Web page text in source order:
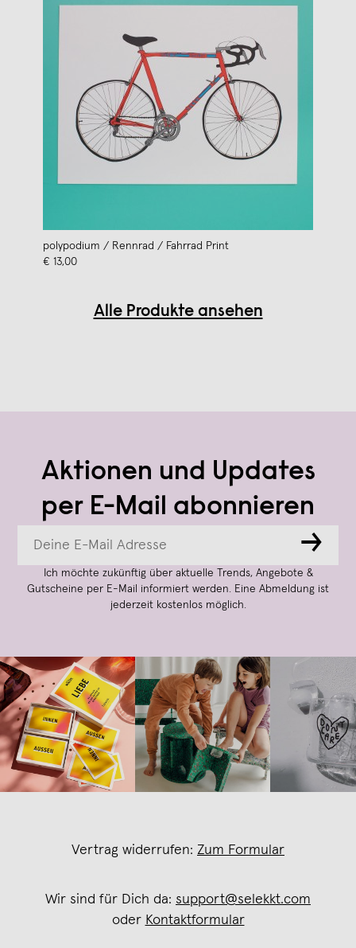
polypodium / Rennrad / Fahrrad Print
€ 13,00
Alle Produkte ansehen
Aktionen und Updates
per E-Mail abonnieren
→
Ich möchte zukünftig über aktuelle Trends, Angebote &
Gutscheine per E-Mail informiert werden. Eine Abmeldung ist
jederzeit kostenlos möglich.
Vertrag widerrufen: Zum Formular
Wir sind für Dich da: support@selekkt.com
oder Kontaktformular